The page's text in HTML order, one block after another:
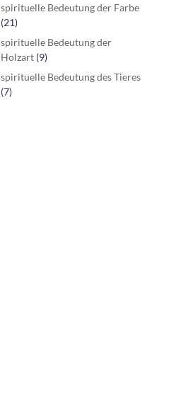
spirituelle Bedeutung der Farbe
(21)
spirituelle Bedeutung der
Holzart (9)
spirituelle Bedeutung des Tieres
(7)